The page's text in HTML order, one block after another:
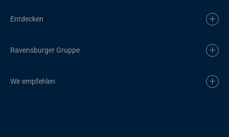
Entdecken
Ravensburger Gruppe
Wir empfehlen